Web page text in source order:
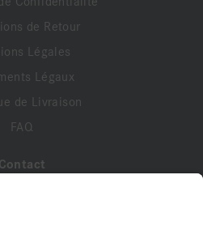
de Retour
Légales
Légaux
de Livraison
FAQ
Contact